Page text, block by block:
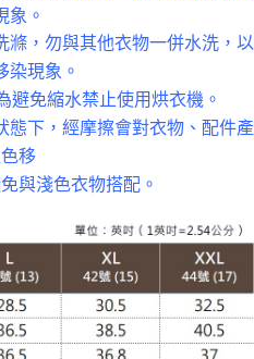
象。
，勿與其他衣物一併水洗，以
染現象。
避免縮水禁止使用烘衣機。
態下，經摩擦會對衣物、配件產
移
與淺色衣物搭配。